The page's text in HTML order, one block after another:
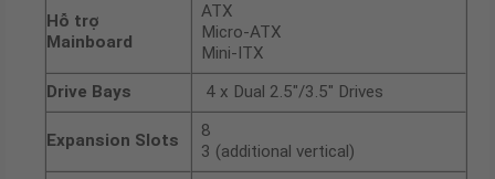
Hỗ trợ
Mainboard
ATX
Micro-ATX
Mini-ITX
Drive Bays
4 x Dual 2.5″/3.5″ Drives
Expansion Slots
8
3 (additional vertical)